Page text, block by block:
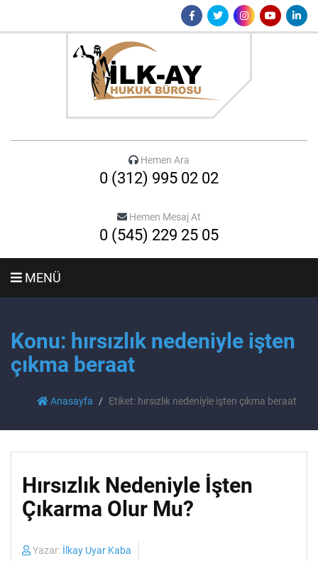
Hemen Ara
0 (312) 995 02 02
Hemen Mesaj At
0 (545) 229 25 05
MENÜ
Konu: hırsızlık nedeniyle işten
çıkma beraat
Anasayfa Etiket: hırsızlık nedeniyle işten çıkma beraat
Hırsızlık Nedeniyle İşten
Çıkarma Olur Mu?
Yazar: İlkay Uyar Kaba